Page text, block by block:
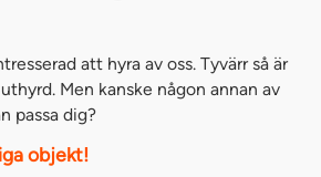
att hyra av oss. Tyvärr så är
Men kanske någon annan av
passa dig?
objekt!